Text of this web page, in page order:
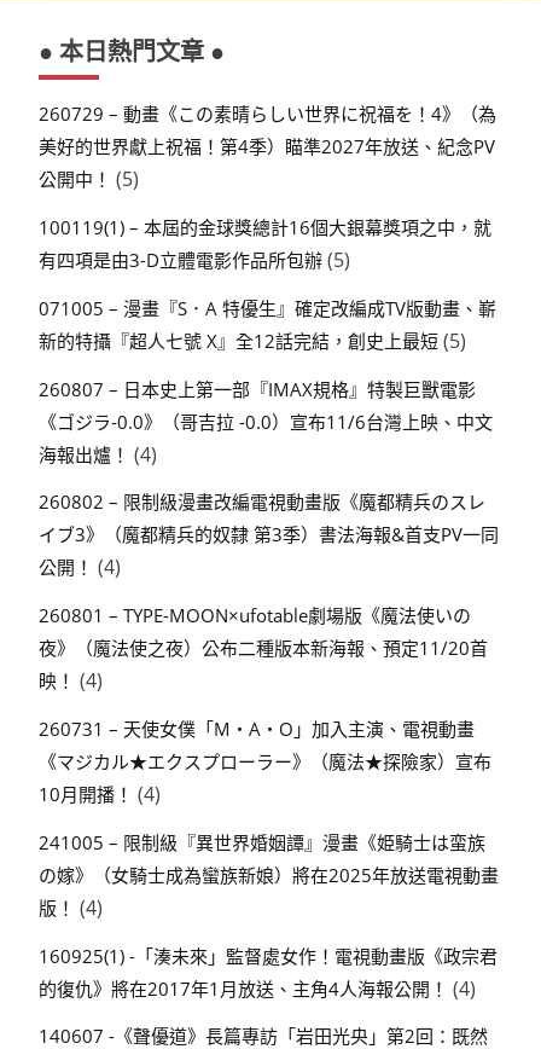
● 本日熱門文章 ●
260729 – 動畫《この素晴らしい世界に祝福を！4》（為
美好的世界獻上祝福！第4季）瞄準2027年放送、紀念PV
公開中！ (5)
100119(1) – 本屆的金球獎總計16個大銀幕獎項之中，就
有四項是由3-D立體電影作品所包辦 (5)
071005 – 漫畫『S．A 特優生』確定改編成TV版動畫、嶄
新的特攝『超人七號 X』全12話完結，創史上最短 (5)
260807 – 日本史上第一部『IMAX規格』特製巨獸電影
《ゴジラ-0.0》（哥吉拉 -0.0）宣布11/6台灣上映、中文
海報出爐！ (4)
260802 – 限制級漫畫改編電視動畫版《魔都精兵のスレ
イブ3》（魔都精兵的奴隸 第3季）書法海報&首支PV一同
公開！ (4)
260801 – TYPE-MOON×ufotable劇場版《魔法使いの
夜》（魔法使之夜）公布二種版本新海報、預定11/20首
映！ (4)
260731 – 天使女僕「M・A・O」加入主演、電視動畫
《マジカル★エクスプローラー》（魔法★探險家）宣布
10月開播！ (4)
241005 – 限制級『異世界婚姻譚』漫畫《姫騎士は蛮族
の嫁》（女騎士成為蠻族新娘）將在2025年放送電視動畫
版！ (4)
160925(1) -「湊未來」監督處女作！電視動畫版《政宗君
的復仇》將在2017年1月放送、主角4人海報公開！ (4)
140607 -《聲優道》長篇專訪「岩田光央」第2回：既然